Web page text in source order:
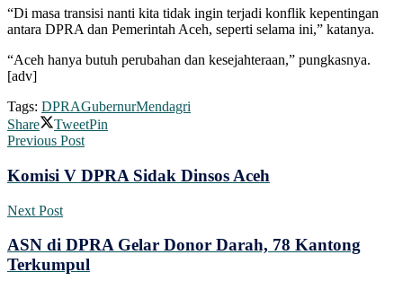
“Di masa transisi nanti kita tidak ingin terjadi konflik kepentingan
antara DPRA dan Pemerintah Aceh, seperti selama ini,” katanya.
“Aceh hanya butuh perubahan dan kesejahteraan,” pungkasnya.
[adv]
Tags: DPRAGubernurMendagri
Share
TweetPin
Previous Post
Komisi V DPRA Sidak Dinsos Aceh
Next Post
ASN di DPRA Gelar Donor Darah, 78 Kantong
Terkumpul